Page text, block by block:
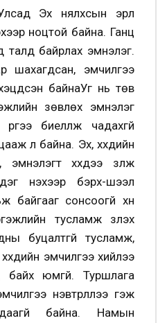
Эх нялхсын эрүүл
ноцтой байна. Ганц
талд байрлах эмнэлэг.
шахагдсан, эмчилгээ
байнаУг нь төв
зөвлөх эмнэлэг
биелүүлж чадахгүй
л байна. Эх, хүүхдийн
хүүхдээ үзүүлж
үнэхээр бэрх-шээл
байгааг сонсоогүй хүн
тусламж үзүүлэх
буцалтгүй тусламж,
эмчилгээ хийлээ
байх юмгүй. Туршлага
нэвтрүүллээ гэж
байна. Намын